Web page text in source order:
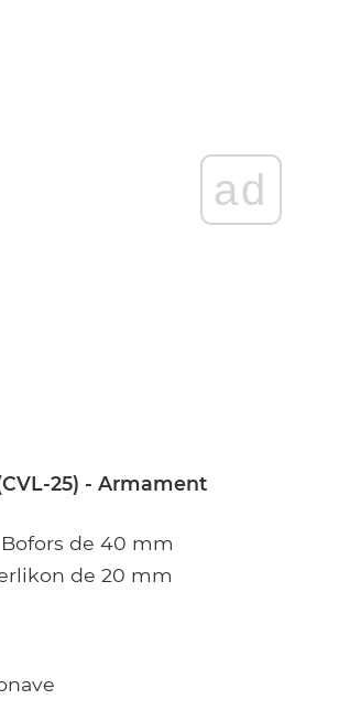
ad
25) - Armament
de 40 mm
de 20 mm